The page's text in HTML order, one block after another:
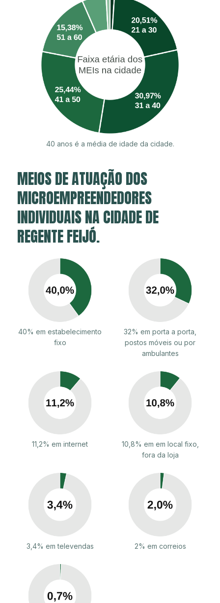
40 anos é a média de idade da cidade.
MEIOS DE ATUAÇÃO DOS
MICROEMPREENDEDORES
INDIVIDUAIS NA CIDADE DE
REGENTE FEIJÓ.
40% em estabelecimento
fixo
32% em porta a porta,
postos móveis ou por
ambulantes
11,2% em internet
10,8% em em local fixo,
fora da loja
3,4% em televendas 2% em correios